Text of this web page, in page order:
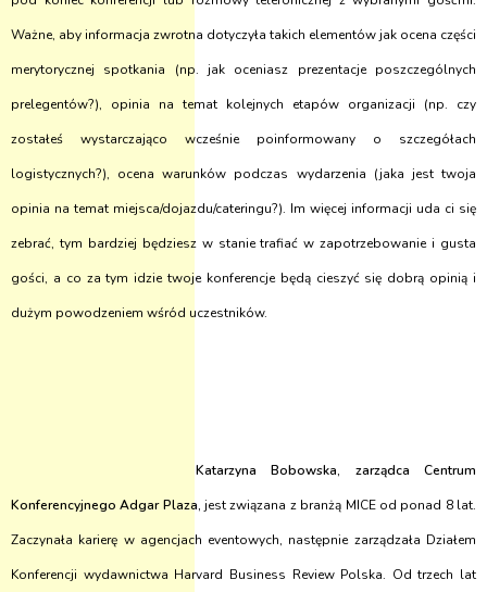
Ważne, aby informacja zwrotna dotyczyła takich elementów jak ocena części
merytorycznej spotkania (np. jak oceniasz prezentacje poszczególnych
prelegentów?), opinia na temat kolejnych etapów organizacji (np. czy
zostałeś wystarczająco wcześnie poinformowany o szczegółach
logistycznych?), ocena warunków podczas wydarzenia (jaka jest twoja
opinia na temat miejsca/dojazdu/cateringu?). Im więcej informacji uda ci się
zebrać, tym bardziej będziesz w stanie trafiać w zapotrzebowanie i gusta
gości, a co za tym idzie twoje konferencje będą cieszyć się dobrą opinią i
dużym powodzeniem wśród uczestników.
Katarzyna Bobowska, zarządca Centrum
Konferencyjnego Adgar Plaza, jest związana z branżą MICE od ponad 8 lat.
Zaczynała karierę w agencjach eventowych, następnie zarządzała Działem
Konferencji wydawnictwa Harvard Business Review Polska. Od trzech lat